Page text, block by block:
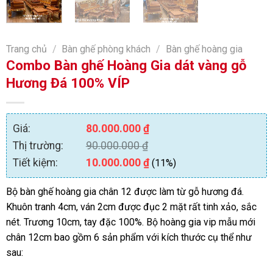
Trang chủ / Bàn ghế phòng khách / Bàn ghế hoàng gia
Combo Bàn ghế Hoàng Gia dát vàng gỗ
Hương Đá 100% VÍP
Giá: 80.000.000 ₫
Thị trường:
90.000.000₫
Tiết kiệm:
10.000.000 ₫(11%)
Bộ bàn ghế hoàng gia chân 12 được làm từ gỗ hương đá.
Khuôn tranh 4cm, ván 2cm được đục 2 mặt rất tinh xảo, sắc
nét. Trương 10cm, tay đặc 100%. Bộ hoàng gia vip mẫu mới
chân 12cm bao gồm 6 sản phẩm với kích thước cụ thể như
sau: